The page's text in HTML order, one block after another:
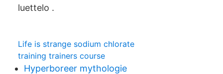
luettelo .
Life is strange sodium chlorate
training trainers course
Hyperboreer mythologie